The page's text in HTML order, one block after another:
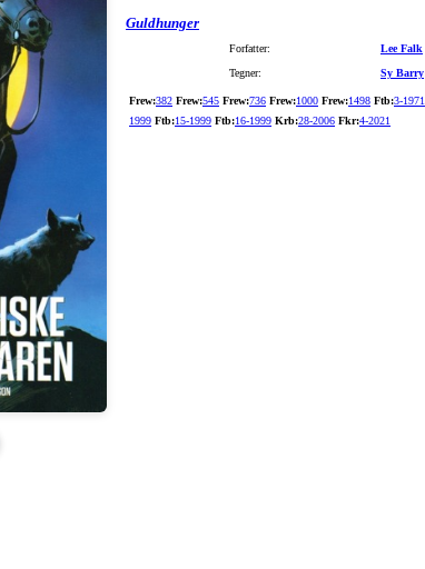
Guldhunger
Forfatter:
Lee Falk
Tegner:
Sy Barry
Frew:382 Frew:545 Frew:736 Frew:1000 Frew:1498 Ftb:3-1971
1999 Ftb:15-1999 Ftb:16-1999 Krb:28-2006 Fkr:4-2021